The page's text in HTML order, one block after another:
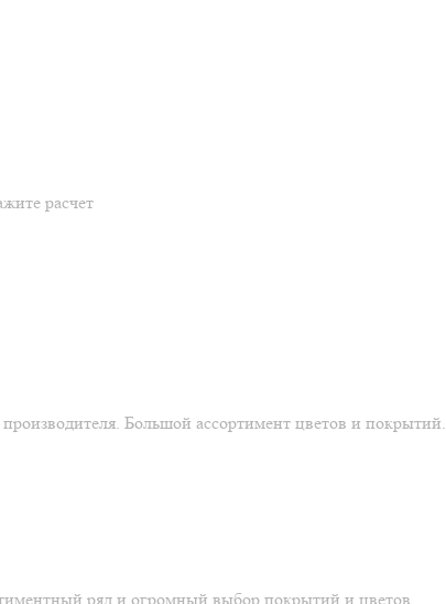
расчет
Большой ассортимент цветов и покрытий.
ряд и огромный выбор покрытий и цветов.